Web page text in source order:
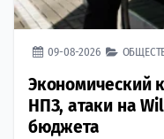
09-08-2026
Экономический
НПЗ, атаки на
бюджета